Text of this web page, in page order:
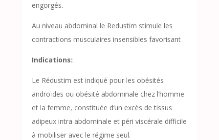
engorgés.
Au niveau abdominal le Redustim stimule les
contractions musculaires insensibles favorisant
Indications:
Le Rédustim est indiqué pour les obésités
androïdes ou obésité abdominale chez l’homme
et la femme, constituée d’un excès de tissus
adipeux intra abdominale et péri viscérale difficile
à mobiliser avec le régime seul.